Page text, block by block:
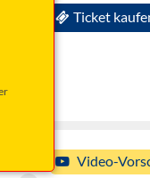
Ticket
Video-